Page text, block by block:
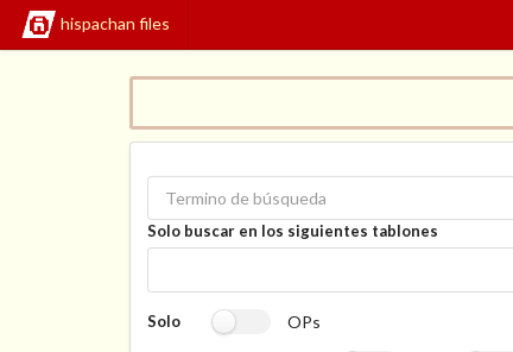
hispachan files
Solo buscar en los siguientes tablones
Solo OPs